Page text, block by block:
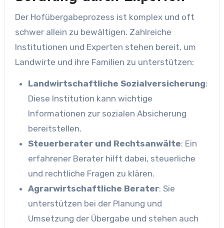
Der Hofübergabeprozess ist komplex und oft
schwer allein zu bewältigen. Zahlreiche
Institutionen und Experten stehen bereit, um
Landwirte und ihre Familien zu unterstützen:
Landwirtschaftliche Sozialversicherung:
Diese Institution kann wichtige
Informationen zur sozialen Absicherung
bereitstellen.
Steuerberater und Rechtsanwälte: Ein
erfahrener Berater hilft dabei, steuerliche
und rechtliche Fragen zu klären.
Agrarwirtschaftliche Berater: Sie
unterstützen bei der Planung und
Umsetzung der Übergabe und stehen auch